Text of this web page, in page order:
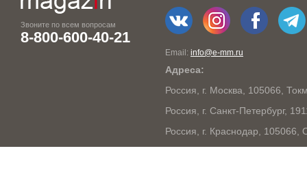
Звоните по всем вопросам
8-800-600-40-21
Email: info@e-mm.ru
Адреса:
Россия, г. Москва, 105066,
Россия, г. Санкт-Петербург,
Россия, г. Краснодар,